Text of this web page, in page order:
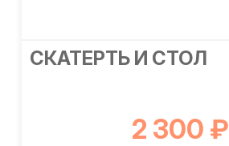
CКАТЕРТЬ И СТОЛ
2 300 ₽